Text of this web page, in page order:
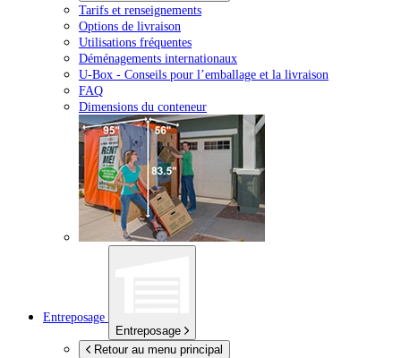
Tarifs et renseignements
Options de livraison
Utilisations fréquentes
Déménagements internationaux
U-Box - Conseils pour l’emballage et la livraison
FAQ
Dimensions du conteneur
Entreposage
Entreposage
Retour au menu principal